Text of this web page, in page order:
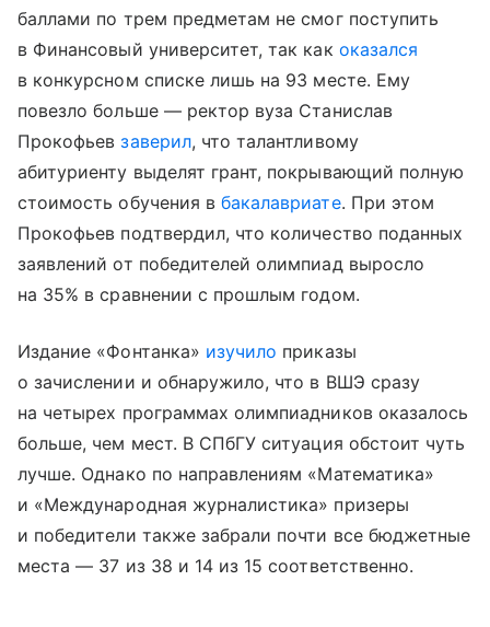
баллами по трем предметам не смог поступить
в Финансовый университет, так как оказался
в конкурсном списке лишь на 93 месте. Ему
повезло больше — ректор вуза Станислав
Прокофьевзаверил, что талантливому
абитуриенту выделят грант, покрывающий полную
стоимость обучения вбакалавриате. При этом
Прокофьев подтвердил, что количество поданных
заявлений от победителей олимпиад выросло
на 35% в сравнении с прошлым годом.
Издание «Фонтанка» изучило приказы
о зачислении и обнаружило, что в ВШЭ сразу
на четырех программах олимпиадников оказалось
больше, чем мест. В СПбГУ ситуация обстоит чуть
лучше. Однако по направлениям «Математика»
и «Международная журналистика» призеры
и победители также забрали почти все бюджетные
места — 37 из 38 и 14 из 15 соответственно.